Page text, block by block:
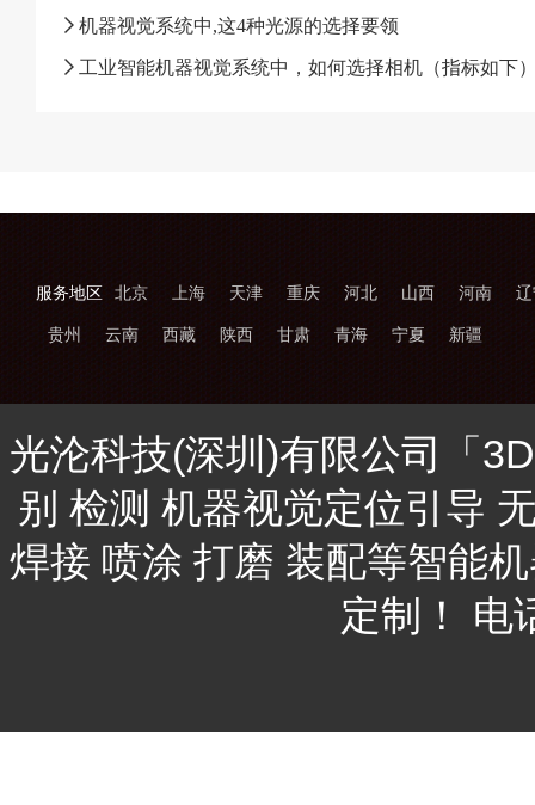
机器视觉系统中,这4种光源的选择要领
工业智能机器视觉系统中，如何选择相机（指标如下
服务地区 北京 上海 天津 重庆 河北 山西 河南
贵州 云南 西藏 陕西 甘肃 青海 宁夏 新疆
光沦科技(深圳)有限公司「
别 检测 机器视觉定位引导
焊接 喷涂 打磨 装配等智能
定制！ 电